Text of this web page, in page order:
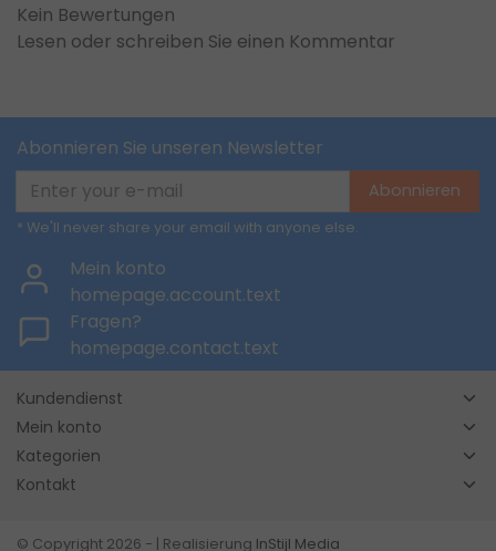
Kein Bewertungen
Lesen oder schreiben Sie einen Kommentar
Abonnieren Sie unseren Newsletter
Abonnieren
* We'll never share your email with anyone else.
Mein konto
homepage.account.text
Fragen?
homepage.contact.text
Kundendienst
Mein konto
Kategorien
Kontakt
© Copyright 2026 - | Realisierung InStijl Media